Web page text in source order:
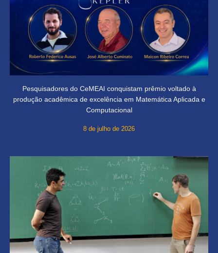
Pesquisadores do CeMEAI conquistam prêmio voltado à
produção acadêmica de excelência em Matemática Aplicada e
Computacional
8 de julho de 2026